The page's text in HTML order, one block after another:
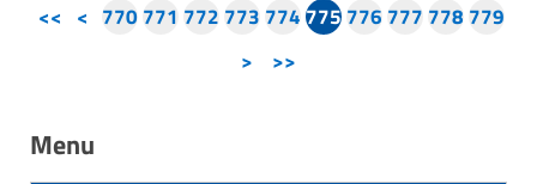
<< < 770 771 772 773 774775 776 777 778 779
>
>>
Menu